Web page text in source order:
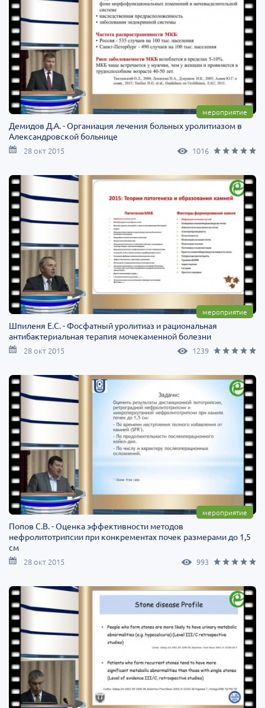
мероприятие
Демидов Д.А. - Органиация лечения больных уролитиазом в
Александровской больнице
28 окт 2015 1016
мероприятие
Шпиленя Е.С. - Фосфатный уролитиаз и рациональная
антибактериальная терапия мочекаменной болезни
28 окт 2015 1239
мероприятие
Попов С.В. - Оценка эффективности методов
нефролитотрипсии при конкрементах почек размерами до 1,5
см
28 окт 2015 993